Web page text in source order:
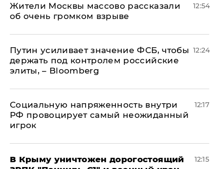
Жители Москвы массово рассказали
об очень громком взрыве
12:54
Путин усиливает значение ФСБ, чтобы
держать под контролем российские
элиты, – Bloomberg
12:24
Социальную напряженность внутри
РФ провоцирует самый неожиданный
игрок
12:17
В Крыму уничтожен дорогостоящий
12:15